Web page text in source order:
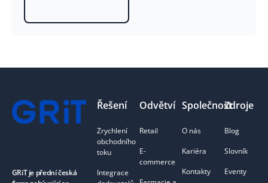
GRiT je přední česká
Řešení
Zrychlení
obchodního
toku
Integrace
Odvětví
Retail
E-
commerce
Společnost
O nás
Kariéra
Kontakty
Zdroje
Blog
Slovník
Eventy